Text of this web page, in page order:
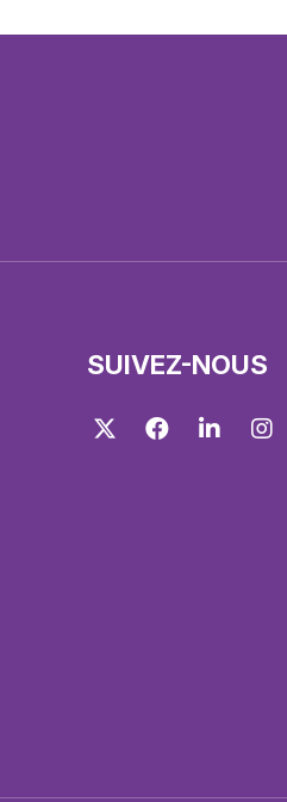
SUIVEZ-NOUS
Twitter FacebookLinkedIn